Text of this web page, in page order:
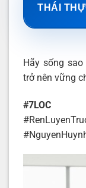
THÁI
Hãy sống
trở nên vững
#7LOC